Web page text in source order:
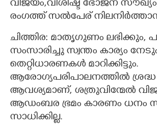
വിജയം,വിശിഷ്ട ഭോജന
രംഗത്ത് സൽപേര്
ചിത്തിര: മാതൃഗുണം ലഭിക്കും,
സംസാരിച്ചു സ്വന്തം കാര്യം
തെറ്റിധാരണകൾ മാറിക്കിട്ടും.
ആരോഗ്യപരിപാലനത്തിൽ ശ്രദ്ധ
ആവശ്യമാണ്, ശത്രുവിന്മേൽ
ആഡംബര ഭ്രമം കാരണം ധനം
സാധിക്കില്ല.